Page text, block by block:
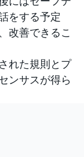
をする予定
改善できるこ
れた規則とプ
ンサスが得ら